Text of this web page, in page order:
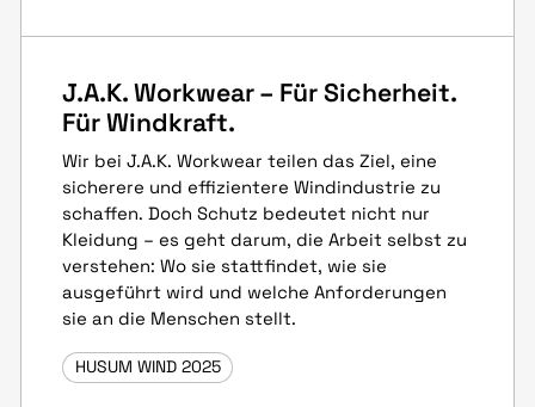
J.A.K. Workwear – Für Sicherheit.
Für Windkraft.
Wir bei J.A.K. Workwear teilen das Ziel, eine
sicherere und effizientere Windindustrie zu
schaffen. Doch Schutz bedeutet nicht nur
Kleidung – es geht darum, die Arbeit selbst zu
verstehen: Wo sie stattfindet, wie sie
ausgeführt wird und welche Anforderungen
sie an die Menschen stellt.
HUSUM WIND 2025